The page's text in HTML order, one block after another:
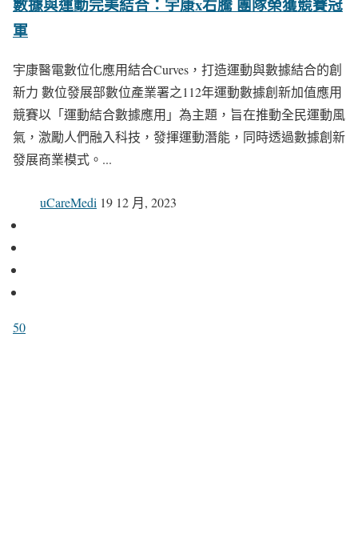
軍
宇康醫電數位化應用結合Curves，打造運動與數據結合的創
新力 數位發展部數位產業署之112年運動數據創新加值應用
競賽以「運動結合數據應用」為主題，旨在推動全民運動風
氣，激勵人們融入科技，發揮運動潛能，同時透過數據創新
發展商業模式。...
uCareMedi 19 12 月, 2023
50